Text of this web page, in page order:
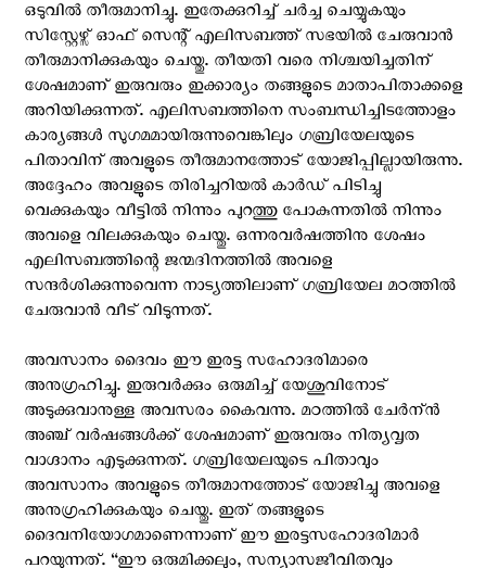
ഒടുവില്‍ തീരുമാനിച്ചു. ഇതേക്കുറിച്ച് ചര്‍ച്ച ചെയ്യുകയും
സിസ്റ്റേഴ്സ് ഓഫ് സെന്റ്‌ എലിസബത്ത് സഭയില്‍ ചേരുവാന്‍
തീരുമാനിക്കുകയും ചെയ്തു. തീയതി വരെ നിശ്ചയിച്ചതിന്
ശേഷമാണ് ഇരുവരും ഇക്കാര്യം തങ്ങളുടെ മാതാപിതാക്കളെ
അറിയിക്കുന്നത്. എലിസബത്തിനെ സംബന്ധിച്ചിടത്തോളം
കാര്യങ്ങള്‍ സുഗമമായിരുന്നുവെങ്കിലും ഗബ്രിയേലയുടെ
പിതാവിന് അവളുടെ തീരുമാനത്തോട് യോജിപ്പില്ലായിരുന്നു.
അദ്ദേഹം അവളുടെ തിരിച്ചറിയല്‍ കാര്‍ഡ് പിടിച്ചു
വെക്കുകയും വീട്ടില്‍ നിന്നും പുറത്തു പോകുന്നതില്‍ നിന്നും
അവളെ വിലക്കുകയും ചെയ്തു. ഒന്നരവര്‍ഷത്തിനു ശേഷം
എലിസബത്തിന്റെ ജന്മദിനത്തില്‍ അവളെ
സന്ദര്‍ശിക്കുന്നുവെന്ന നാട്യത്തിലാണ് ഗബ്രിയേല മഠത്തില്‍
ചേരുവാന്‍ വീട് വിടുന്നത്.
അവസാനം ദൈവം ഈ ഇരട്ട സഹോദരിമാരെ
അനുഗ്രഹിച്ചു. ഇരുവര്‍ക്കും ഒരുമിച്ച് യേശുവിനോട്
അടുക്കുവാനുള്ള അവസരം കൈവന്നു. മഠത്തില്‍ ചേര്‍ന്ന്‍
അഞ്ച് വര്‍ഷങ്ങള്‍ക്ക് ശേഷമാണ് ഇരുവരും നിത്യവൃത
വാഗ്ദാനം എടുക്കുന്നത്. ഗബ്രിയേലയുടെ പിതാവും
അവസാനം അവളുടെ തീരുമാനത്തോട് യോജിച്ചു അവളെ
അനുഗ്രഹിക്കുകയും ചെയ്തു. ഇത് തങ്ങളുടെ
ദൈവനിയോഗമാണെന്നാണ് ഈ ഇരട്ടസഹോദരിമാര്‍